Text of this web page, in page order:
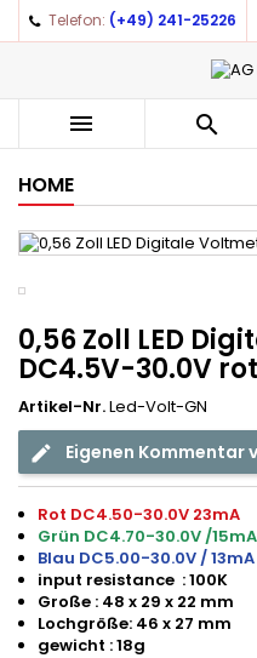
Telefon: (+49) 241-25226
 
HOME
0,56 Zoll LED
DC4.5V-30.0V
Artikel-Nr.Led-Volt-GN
Eigenen Kommentar
Rot DC4.50-30.0V 23mA
Grün DC4.70-30.0V /15mA
Blau DC5.00-30.0V / 13mA
input resistance : 100K
Große : 48 x 29 x 22 mm
Lochgröße: 46 x 27 mm
gewicht : 18g